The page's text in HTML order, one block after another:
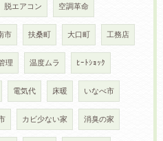
脱エアコン 空調革命
市 扶桑町 大口町 工務店
理 温度ムラ ﾋｰﾄｼｮｯｸ
電気代 床暖 いなべ市
カビ少ない家 消臭の家